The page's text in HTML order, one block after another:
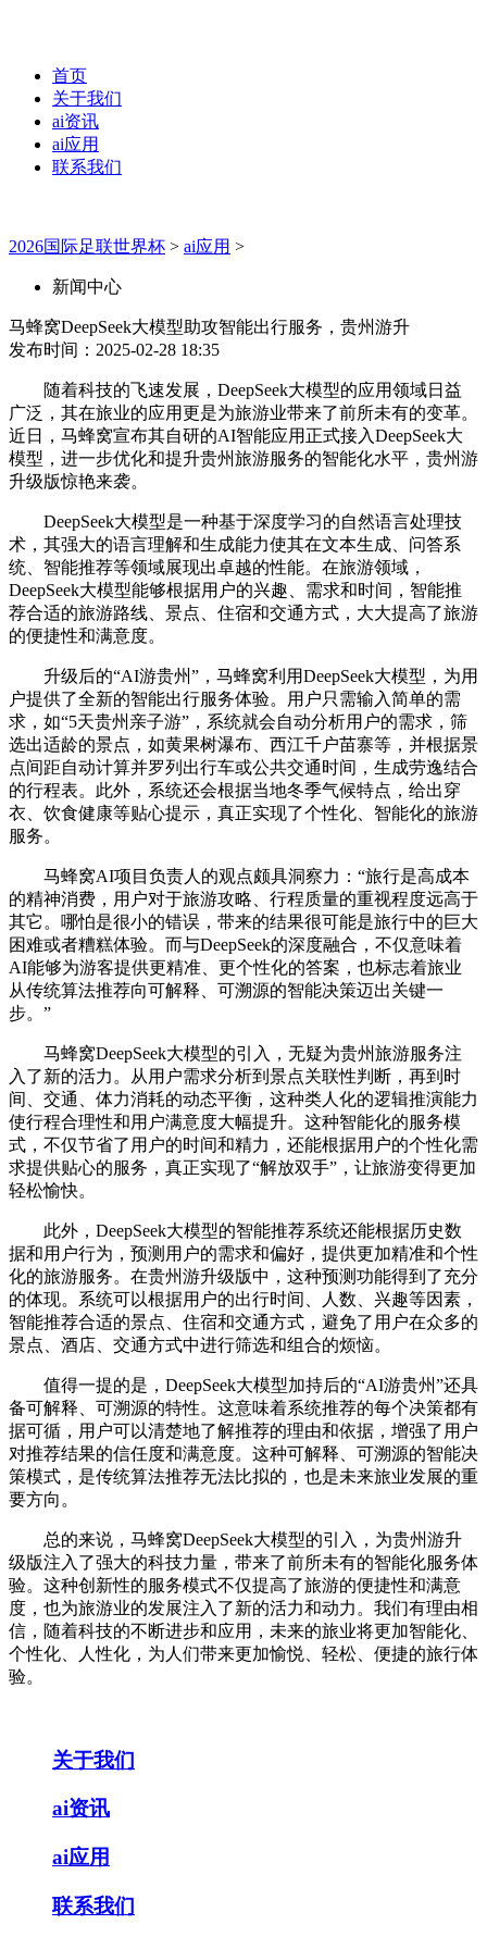
首页
关于我们
ai资讯
ai应用
联系我们
2026国际足联世界杯 > ai应用 >
新闻中心
马蜂窝DeepSeek大模型助攻智能出行服务，贵州游升
发布时间：2025-02-28 18:35
随着科技的飞速发展，DeepSeek大模型的应用领域日益
广泛，其在旅业的应用更是为旅游业带来了前所未有的变革。
近日，马蜂窝宣布其自研的AI智能应用正式接入DeepSeek大
模型，进一步优化和提升贵州旅游服务的智能化水平，贵州游
升级版惊艳来袭。
DeepSeek大模型是一种基于深度学习的自然语言处理技
术，其强大的语言理解和生成能力使其在文本生成、问答系
统、智能推荐等领域展现出卓越的性能。在旅游领域，
DeepSeek大模型能够根据用户的兴趣、需求和时间，智能推
荐合适的旅游路线、景点、住宿和交通方式，大大提高了旅游
的便捷性和满意度。
升级后的“AI游贵州”，马蜂窝利用DeepSeek大模型，为用
户提供了全新的智能出行服务体验。用户只需输入简单的需
求，如“5天贵州亲子游”，系统就会自动分析用户的需求，筛
选出适龄的景点，如黄果树瀑布、西江千户苗寨等，并根据景
点间距自动计算并罗列出行车或公共交通时间，生成劳逸结合
的行程表。此外，系统还会根据当地冬季气候特点，给出穿
衣、饮食健康等贴心提示，真正实现了个性化、智能化的旅游
服务。
马蜂窝AI项目负责人的观点颇具洞察力：“旅行是高成本
的精神消费，用户对于旅游攻略、行程质量的重视程度远高于
其它。哪怕是很小的错误，带来的结果很可能是旅行中的巨大
困难或者糟糕体验。而与DeepSeek的深度融合，不仅意味着
AI能够为游客提供更精准、更个性化的答案，也标志着旅业
从传统算法推荐向可解释、可溯源的智能决策迈出关键一
步。”
马蜂窝DeepSeek大模型的引入，无疑为贵州旅游服务注
入了新的活力。从用户需求分析到景点关联性判断，再到时
间、交通、体力消耗的动态平衡，这种类人化的逻辑推演能力
使行程合理性和用户满意度大幅提升。这种智能化的服务模
式，不仅节省了用户的时间和精力，还能根据用户的个性化需
求提供贴心的服务，真正实现了“解放双手”，让旅游变得更加
轻松愉快。
此外，DeepSeek大模型的智能推荐系统还能根据历史数
据和用户行为，预测用户的需求和偏好，提供更加精准和个性
化的旅游服务。在贵州游升级版中，这种预测功能得到了充分
的体现。系统可以根据用户的出行时间、人数、兴趣等因素，
智能推荐合适的景点、住宿和交通方式，避免了用户在众多的
景点、酒店、交通方式中进行筛选和组合的烦恼。
值得一提的是，DeepSeek大模型加持后的“AI游贵州”还具
备可解释、可溯源的特性。这意味着系统推荐的每个决策都有
据可循，用户可以清楚地了解推荐的理由和依据，增强了用户
对推荐结果的信任度和满意度。这种可解释、可溯源的智能决
策模式，是传统算法推荐无法比拟的，也是未来旅业发展的重
要方向。
总的来说，马蜂窝DeepSeek大模型的引入，为贵州游升
级版注入了强大的科技力量，带来了前所未有的智能化服务体
验。这种创新性的服务模式不仅提高了旅游的便捷性和满意
度，也为旅游业的发展注入了新的活力和动力。我们有理由相
信，随着科技的不断进步和应用，未来的旅业将更加智能化、
个性化、人性化，为人们带来更加愉悦、轻松、便捷的旅行体
验。
关于我们
ai资讯
ai应用
联系我们